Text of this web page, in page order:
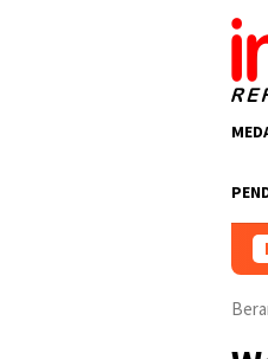
Batu Bara Ungkap